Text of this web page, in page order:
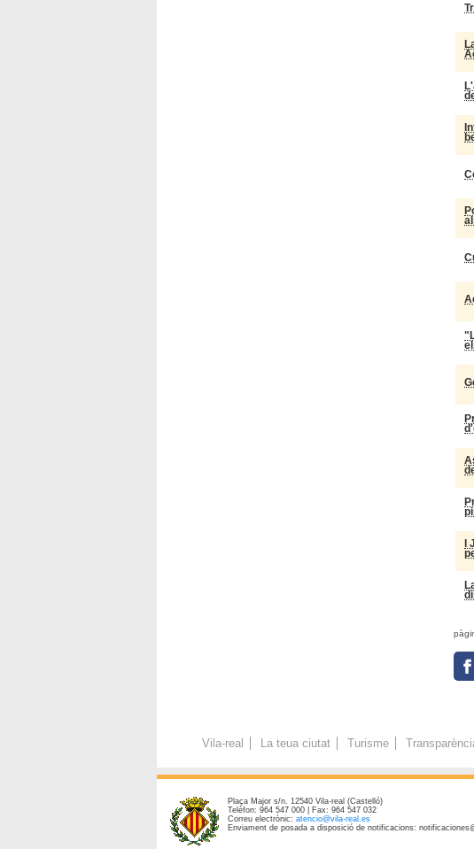
Vila-real La teua ciutat Turisme
Plaça Major s/n. 12540 Vila-real (Castelló)
Telèfon: 964 547 000 | Fax: 964 547 032
Correu electrònic: atencio@vila-real.es
Enviament de posada a disposició de notificacions: